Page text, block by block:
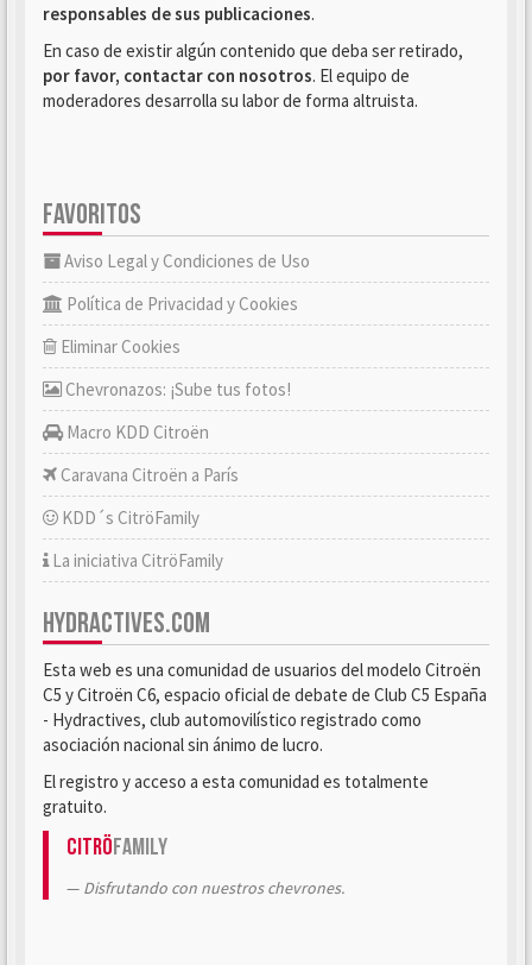
responsables de sus publicaciones.
En caso de existir algún contenido que deba ser retirado,
por favor, contactar con nosotros. El equipo de
moderadores desarrolla su labor de forma altruista.
FAVORITOS
Aviso Legal y Condiciones de Uso
Política de Privacidad y Cookies
Eliminar Cookies
Chevronazos: ¡Sube tus fotos!
Macro KDD Citroën
Caravana Citroën a París
KDD´s CitröFamily
La iniciativa CitröFamily
HYDRACTIVES.COM
Esta web es una comunidad de usuarios del modelo Citroën
C5 y Citroën C6, espacio oficial de debate de Club C5 España
- Hydractives, club automovilístico registrado como
asociación nacional sin ánimo de lucro.
El registro y acceso a esta comunidad es totalmente
gratuito.
CitröFamily
Disfrutando con nuestros chevrones.